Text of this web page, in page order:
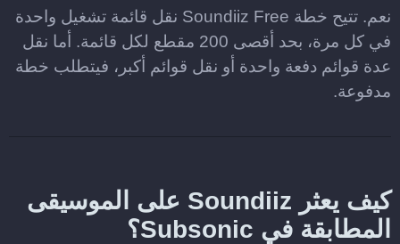
نعم. تتيح خطة Soundiiz Free نقل قائمة تشغيل واحدة
في كل مرة، بحد أقصى 200 مقطع لكل قائمة. أما نقل
عدة قوائم دفعة واحدة أو نقل قوائم أكبر، فيتطلب خطة
مدفوعة.
كيف يعثر Soundiiz على الموسيقى
المطابقة في Subsonic؟